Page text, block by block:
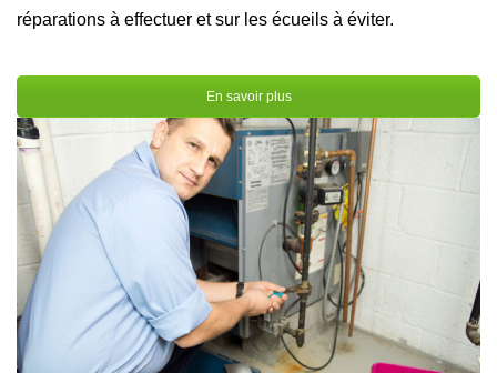
réparations à effectuer et sur les écueils à éviter.
En savoir plus